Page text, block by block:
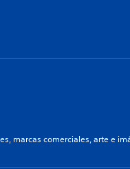
marcas comerciales, arte e